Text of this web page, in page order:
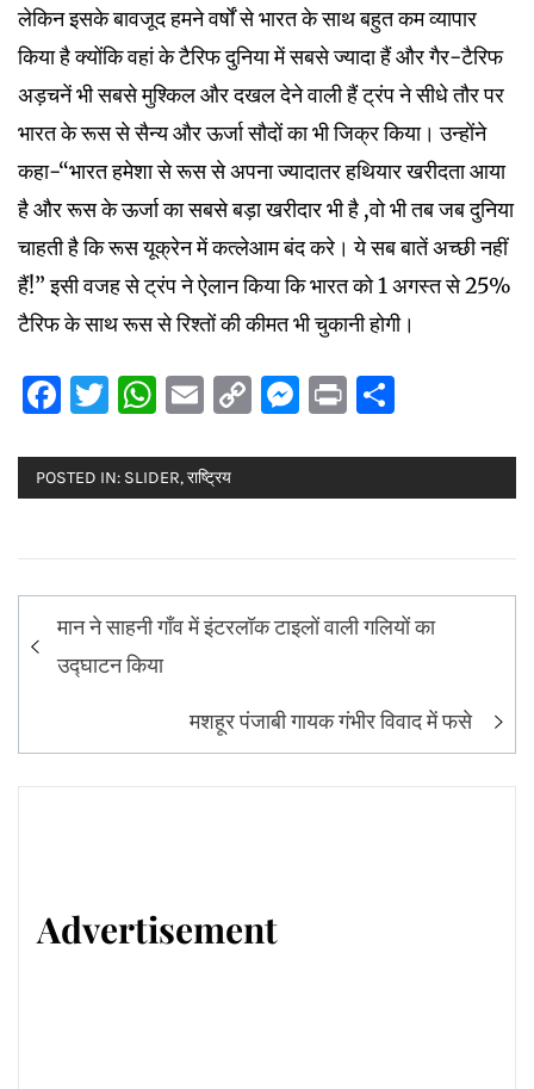
लेकिन इसके बावजूद हमने वर्षों से भारत के साथ बहुत कम व्यापार
किया है क्योंकि वहां के टैरिफ दुनिया में सबसे ज्यादा हैं और गैर-टैरिफ
अड़चनें भी सबसे मुश्किल और दखल देने वाली हैं ट्रंप ने सीधे तौर पर
भारत के रूस से सैन्य और ऊर्जा सौदों का भी जिक्र किया। उन्होंने
कहा-“भारत हमेशा से रूस से अपना ज्यादातर हथियार खरीदता आया
है और रूस के ऊर्जा का सबसे बड़ा खरीदार भी है ,वो भी तब जब दुनिया
चाहती है कि रूस यूक्रेन में कत्लेआम बंद करे। ये सब बातें अच्छी नहीं
हैं!” इसी वजह से ट्रंप ने ऐलान किया कि भारत को 1 अगस्त से 25%
टैरिफ के साथ रूस से रिश्तों की कीमत भी चुकानी होगी।
Facebook
Twitter
WhatsApp
Email
CopyMessenger
Print
POSTED IN: SLIDER,राष्ट्रिय
Post
navigation
मान ने साहनी गाँव में इंटरलॉक टाइलों वाली गलियों का
उद्घाटन किया
मशहूर पंजाबी गायक गंभीर विवाद में फसे
Advertisement